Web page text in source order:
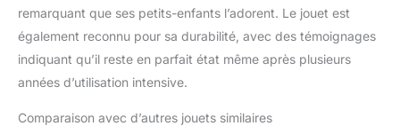
durabilité. Les poignées
en bois, un siège
rembourré incurvé et un
corps en peluche
légèrement rembourré
confort pour les tout-
remarquant que ses petits-enfants l’adorent. Le jouet est
également reconnu pour sa durabilité, avec des témoignages
indiquant qu’il reste en parfait état même après plusieurs
années d’utilisation intensive.
Comparaison avec d’autres jouets similaires